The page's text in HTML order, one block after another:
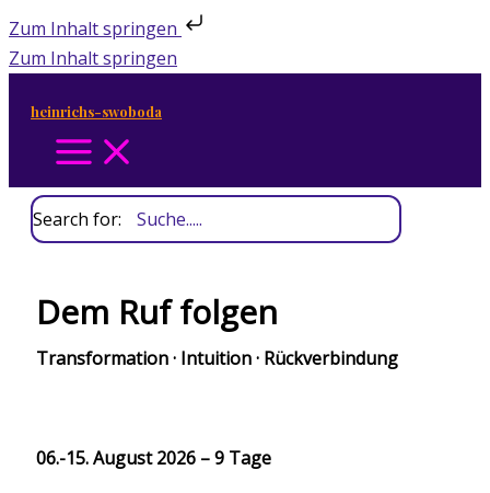
Zum Inhalt springen
Zum Inhalt springen
heinrichs-swoboda
Search for:
Dem Ruf folgen
Transformation · Intuition · Rückverbindung
06.-15. August 2026 – 9 Tage